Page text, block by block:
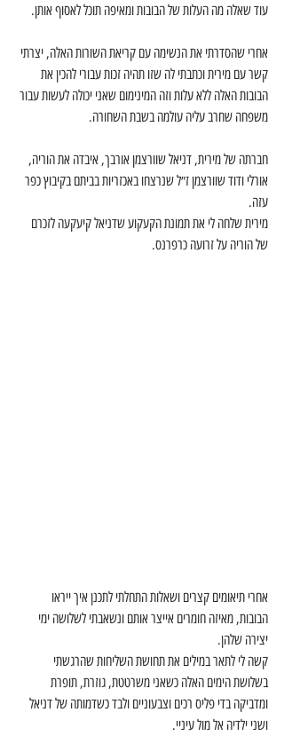
עוד שאלה מה העלות של הבובות ומאיפה תוכל לאסוף אותן.
אחרי שהסדרתי את הנשימה עם קריאת השורות האלה, יצרתי
קשר עם מירית וכתבתי לה שזו תהיה זכות עבורי להכין את
הבובות האלה ללא עלות וזה המינימום שאני יכולה לעשות עבור
משפחה שחרב עליה עולמה בשבת השחורה.
חברתה של מירית, דניאל שוורצמן אורבך, איבדה את הוריה,
אורלי ודוד שוורצמן ז״ל שנרצחו באכזריות בביתם בקיבוץ כפר
עזה.
מירית שלחה לי את תמונת הקעקוע שדניאל קיעקעה לזכרם
של הוריה על זרועה כרפרנס.
אחרי תיאומים קצרים ושאלות התחלתי לתכנן איך ייראו
הבובות, מאיזה חומרים אייצר אותם ונשאבתי לשלושה ימי
יצירה שלהן.
קשה לי לתאר במילים את תחושת השליחות שהרגשתי
בשלושת הימים האלה כשאני משרטטת, גוזרת, תופרת
ומדביקה בדי פליס רכים וצבעוניים ולבד כשדמותה של דניאל
ושני ילדיה אל מול עיניי.